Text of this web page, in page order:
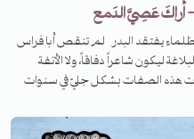
أَراكَ عَصِيَّ الدَمع
يفتقد البدر لم تنقص أبا فراس
ليكون شاعراً دفاقاً، ولا الأنفة
هذه الصفات بشكل جليّ في سنوات